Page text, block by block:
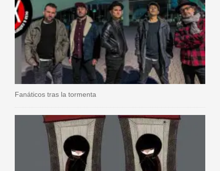
Fanáticos tras la tormenta